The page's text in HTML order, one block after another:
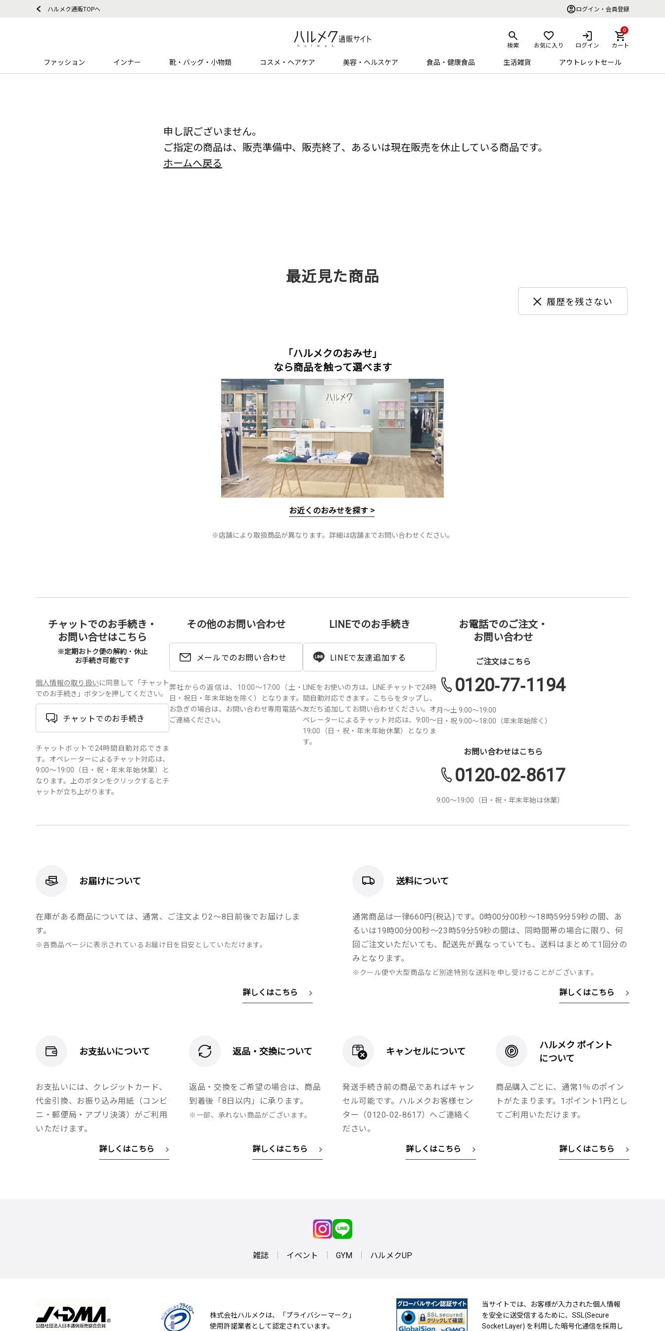
ハルメク通販TOPへ ログイン・会員登録
検索 お気に入り ログイン
0
カート
ファッション インナー 靴・バッグ・小物類 コスメ・ヘアケア 美容・ヘルスケア 食品・健康食品 生活雑貨 アウトレットセール
申し訳ございません。
ご指定の商品は、販売準備中、販売終了、あるいは現在販売を休止している商品です。
ホームへ戻る
最近見た商品
履歴を残さない
「ハルメクのおみせ」
なら商品を触って選べます
お近くのおみせを探す >
※店舗により取扱商品が異なります。詳細は店舗までお問い合わせください。
チャットでのお手続き・
お問い合せはこちら
※定期おトク便の解約・休止
お手続き可能です
個人情報の取り扱いに同意して「チャット
でのお手続き」ボタンを押してください。
チャットでのお手続き
チャットボットで24時間自動対応できま
す。オペレーターによるチャット対応は、
9:00～19:00（日・祝・年末年始休業）と
なります。上のボタンをクリックするとチ
ャットが立ち上がります。
その他のお問い合わせ
メールでのお問い合わせ
弊社からの返信は、10:00～17:00（土・
日・祝日・年末年始を除く）となります。
お急ぎの場合は、お問い合わせ専用電話へ
ご連絡ください。
LINEでのお手続き
LINEで友達追加する
LINEをお使いの方は、LINEチャットで24時
間自動対応できます。こちらをタップし、
友だち追加してお問い合わせください。オ
ペレーターによるチャット対応は、9:00～
19:00（日・祝・年末年始休業）となりま
す。
お電話でのご注文・
お問い合わせ
ご注文はこちら
0120-77-1194
月～土 9:00～19:00
日・祝 9:00～18:00（年末年始除く）
お問い合わせはこちら
0120-02-8617
9:00～19:00（日・祝・年末年始は休業）
お届けについて
在庫がある商品については、通常、ご注文より2～8日前後でお届けしま
す。
※各商品ページに表示されているお届け日を目安としていただけます。
詳しくはこちら
送料について
通常商品は一律660円(税込)です。0時00分00秒～18時59分59秒の間、あ
るいは19時00分00秒～23時59分59秒の間は、同時間帯の場合に限り、何
回ご注文いただいても、配送先が異なっていても、送料はまとめて1回分の
みとなります。
※クール便や大型商品など別途特別な送料を申し受けることがございます。
詳しくはこちら
お支払いについて
お支払いには、クレジットカード、
代金引換、お振り込み用紙（コンビ
ニ・郵便局・アプリ決済）がご利用
いただけます。
詳しくはこちら
返品・交換について
返品・交換をご希望の場合は、商品
到着後「8日以内」に承ります。
※一部、承れない商品がございます。
詳しくはこちら
キャンセルについて
発送手続き前の商品であればキャン
セル可能です。ハルメクお客様セン
ター（0120-02-8617）へご連絡く
ださい。
詳しくはこちら
ハルメク ポイント
について
商品購入ごとに、通常1％のポイン
トがたまります。1ポイント1円とし
てご利用いただけます。
詳しくはこちら
雑誌 イベント GYM ハルメクUP
株式会社ハルメクは、「プライバシーマーク」
使用許諾業者として認定されています。
当サイトでは、お客様が入力された個人情報
を安全に送受信するために、SSL(Secure
Socket Layer) を利用した暗号化通信を採用し